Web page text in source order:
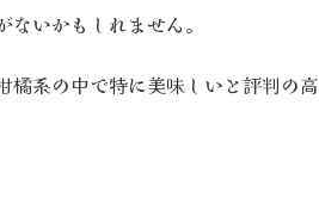
いかもしれません。
橘系の中で特に美味しいと評判の高